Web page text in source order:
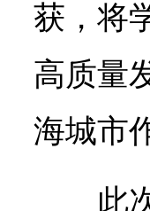
获，将
高质量
海城市
此